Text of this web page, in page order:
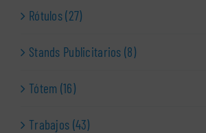
Rótulos (27)
Stands Publicitarios (8)
Tótem (16)
Trabajos (43)